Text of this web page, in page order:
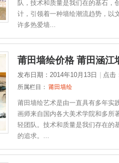
队，技术和质量是我们在的基石，
计，引领着一种墙绘潮流趋势，以
许多热爱墙...
莆田墙绘价格 莆田涵江
发布日期：2014年10月13日 点击
所属栏目： 莆田墙绘
莆田墙绘艺术是由一直具有多年实
画师来自国内各大美术学院和多所
轻团队。技术和质量是我们存在的
的追求。...